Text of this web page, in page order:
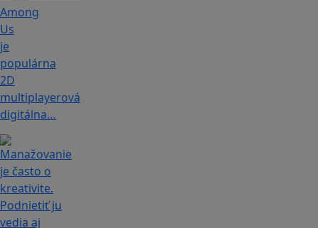
Among
Us
je
populárna
2D
multiplayerová
digitálna…